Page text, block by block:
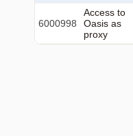
6000998
Access to
Oasis as
proxy